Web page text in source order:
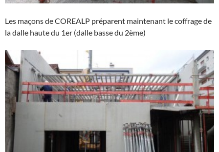
Les maçons de COREALP préparent maintenant le coffrage de
la dalle haute du 1er (dalle basse du 2ème)